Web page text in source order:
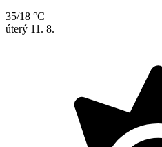
35/18 °C
úterý 11. 8.